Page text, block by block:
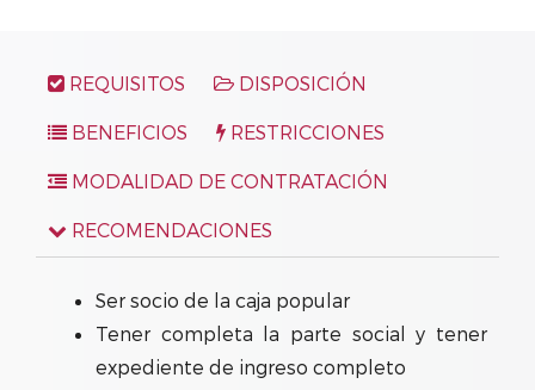
REQUISITOS DISPOSICIÓN
BENEFICIOS RESTRICCIONES
MODALIDAD DE CONTRATACIÓN
RECOMENDACIONES
Ser socio de la caja popular
Tener completa la parte social y tener
expediente de ingreso completo